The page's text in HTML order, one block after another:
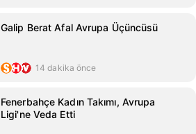
Galip Berat Afal Avrupa Üçüncüsü
14 dakika önce
Fenerbahçe Kadın Takımı, Avrupa
Ligi'ne Veda Etti